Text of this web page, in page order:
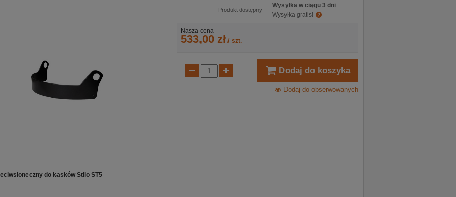
Produkt dostępny
Wysyłka w ciągu 3 dni
Wysyłka gratis!
Nasza cena
533,00 zł/ szt.
Dodaj do koszyka
Dodaj do obserwowanych
do kasków Stilo ST5